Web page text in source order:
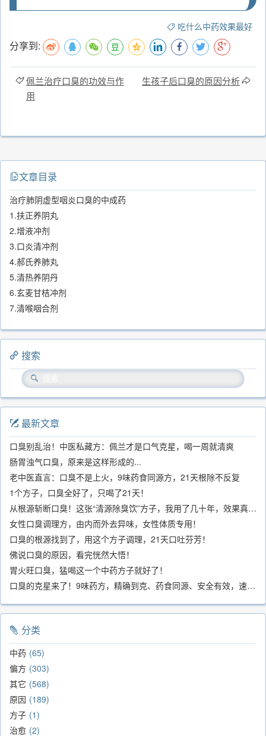
吃什么中药效果最好
分享到:
佩兰治疗口臭的功效与作
用
生孩子后口臭的原因分析
文章目录
治疗肺阴虚型咽炎口臭的中成药
1.扶正养阴丸
2.增液冲剂
3.口炎清冲剂
4.郝氏养肺丸
5.清热养阴丹
6.玄麦甘桔冲剂
7.清喉咽合剂
搜索
最新文章
口臭别乱治！中医私藏方：佩兰才是口气克星，喝一周就清爽
肠胃浊气口臭，原来是这样形成的...
老中医直言：口臭不是上火，9味药食同源方，21天根除不反复
1个方子，口臭全好了，只喝了21天！
从根源斩断口臭！这张“清源除臭饮”方子，我用了几十年，效果真不错
女性口臭调理方，由内而外去异味，女性体质专用！
口臭的根源找到了，用这个方子调理，21天口吐芬芳！
佛说口臭的原因，看完恍然大悟！
胃火旺口臭，猛喝这一个中药方子就好了！
口臭的克星来了！9味药方，精确到克、药食同源、安全有效，速看！
分类
中药 65
偏方 303
其它 568
原因 189
方子 1
治愈 2